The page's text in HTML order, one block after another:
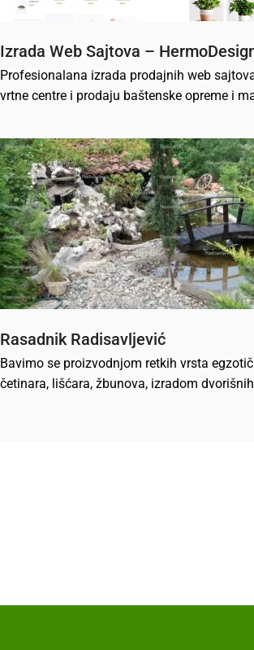
Izrada Web Sajtova –
Profesionalana izrada prodajnih web
vrtne centre i prodaju baštenske opreme i
Rasadnik Radisavljević
Bavimo se proizvodnjom retkih vrsta
četinara, lišćara, žbunova, izradom